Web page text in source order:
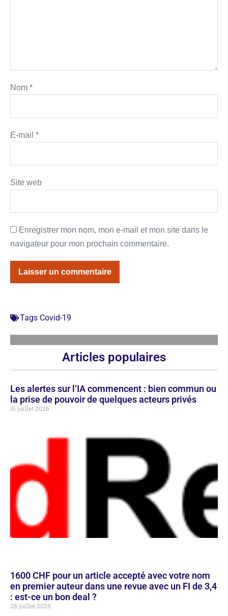
Nom *
E-mail *
Site web
Enregistrer mon nom, mon e-mail et mon site dans le
navigateur pour mon prochain commentaire.
Tags Covid-19
Articles populaires
Les alertes sur l’IA commencent : bien commun ou
la prise de pouvoir de quelques acteurs privés
31 juillet 2026
1600 CHF pour un article accepté avec votre nom
en premier auteur dans une revue avec un FI de 3,4
: est-ce un bon deal ?
28 juillet 2026